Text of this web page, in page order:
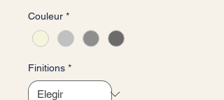
por
1
Metro
cuadrado
Couleur *
Finitions *